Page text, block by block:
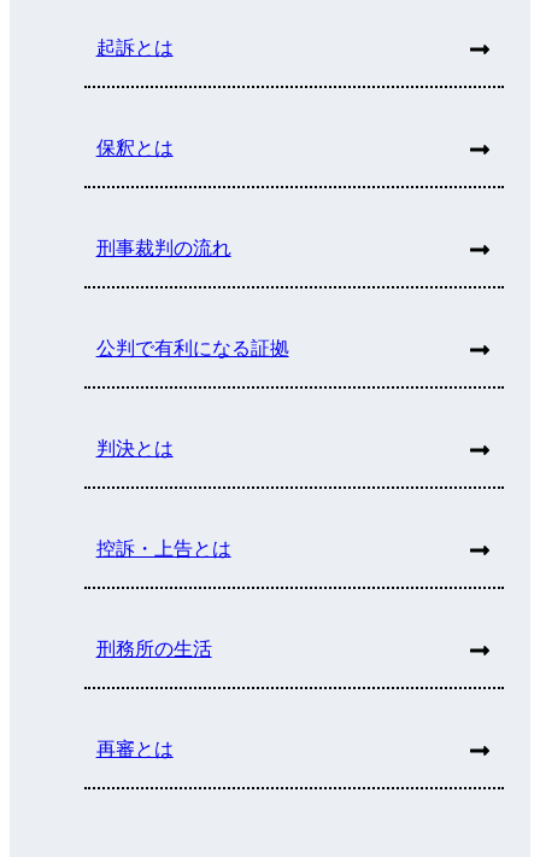
起訴とは
保釈とは
刑事裁判の流れ
公判で有利になる証拠
判決とは
控訴・上告とは
刑務所の生活
再審とは